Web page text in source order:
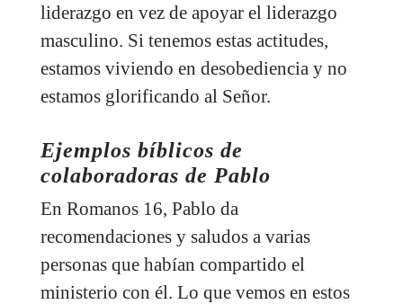
liderazgo en vez de apoyar el liderazgo
masculino. Si tenemos estas actitudes,
estamos viviendo en desobediencia y no
estamos glorificando al Señor.
Ejemplos bíblicos de
colaboradoras de Pablo
En Romanos 16, Pablo da
recomendaciones y saludos a varias
personas que habían compartido el
ministerio con él. Lo que vemos en estos